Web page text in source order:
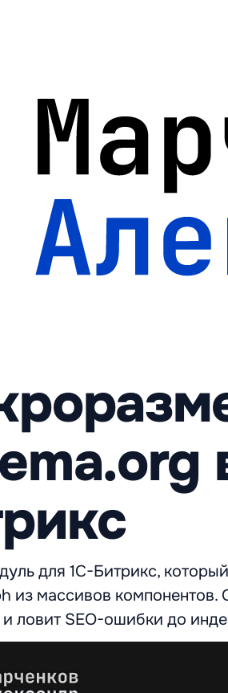
для 1С-Битрикс,
из массивов компонентов.
и ловит SEO-ошибки до